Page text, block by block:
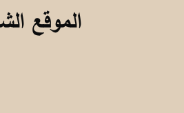
الموقع